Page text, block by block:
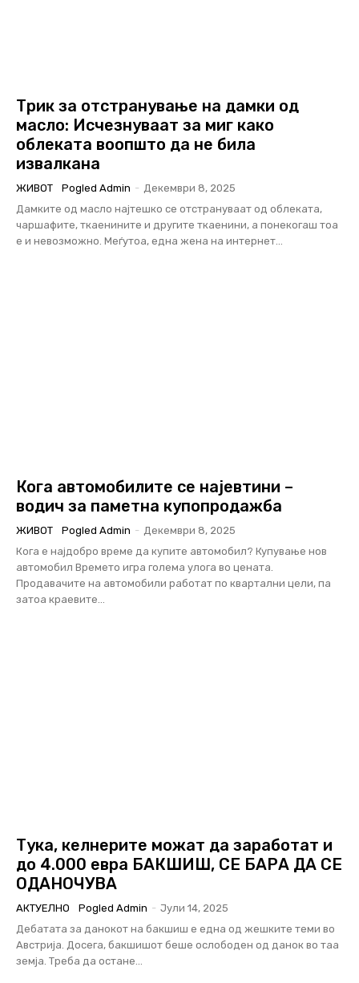
Трик за отстранување на дамки од
масло: Исчезнуваат за миг како
облеката воопшто да не била
извалкана
ЖИВОТ Pogled Admin - Декември 8, 2025
Дамките од масло најтешко се отстрануваат од облеката,
чаршафите, ткаенините и другите ткаенини, а понекогаш тоа
е и невозможно. Меѓутоа, една жена на интернет...
Кога автомобилите се најевтини –
водич за паметна купопродажба
ЖИВОТ Pogled Admin - Декември 8, 2025
Кога е најдобро време да купите автомобил? Купување нов
автомобил Времето игра голема улога во цената.
Продавачите на автомобили работат по квартални цели, па
затоа краевите...
Тука, келнерите можат да заработат и
до 4.000 евра БАКШИШ, СЕ БАРА ДА СЕ
ОДАНОЧУВА
АКТУЕЛНО Pogled Admin - Јули 14, 2025
Дебатата за данокот на бакшиш е една од жешките теми во
Австрија. Досега, бакшишот беше ослободен од данок во таа
земја. Треба да остане...